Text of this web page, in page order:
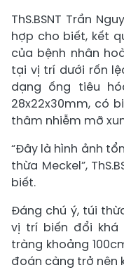
ThS.BSNT Trần
hợp cho biết, kết
của bệnh nhân
tại vị trí dưới rốn
dạng ống tiêu
28x22x30mm, có
thâm nhiễm mỡ
“Đây là hình ảnh
thừa Meckel”,
biết.
Đáng chú ý, túi
vị trí biến đổi
tràng khoảng
đoán càng trở nên